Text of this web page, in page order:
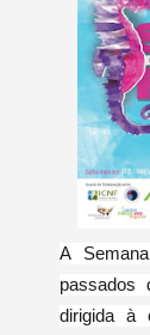
A
dirigida à